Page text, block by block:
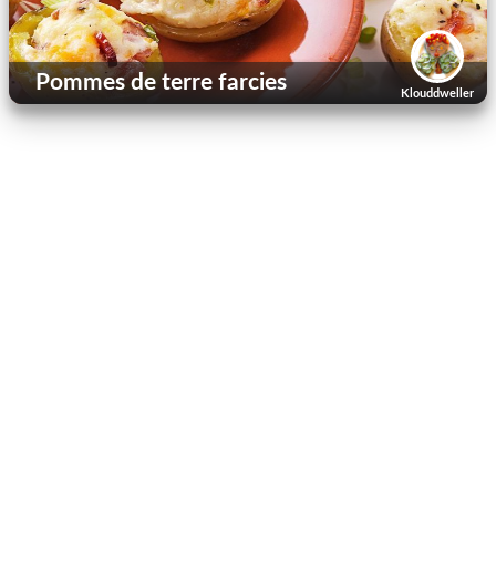
Klouddweller
Pommes de terre farcies